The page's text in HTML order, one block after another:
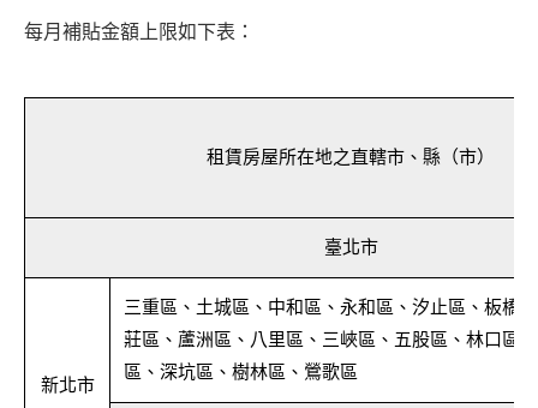
每月補貼金額上限如下表：
租賃房屋所在地之直轄市、縣（市）
臺北市
新北市
三重區、土城區、中和區、永和區、汐止區、板橋
莊區、蘆洲區、八里區、三峽區、五股區、林口區
區、深坑區、樹林區、鶯歌區